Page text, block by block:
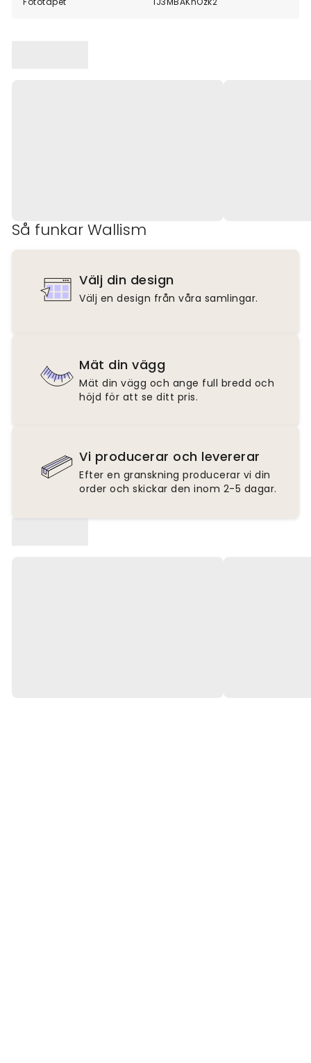
Så funkar Wallism
Välj din design
Välj en design från våra samlingar.
Mät din vägg
Mät din vägg och ange full bredd och
höjd för att se ditt pris.
Vi producerar och levererar
Efter en granskning producerar vi din
order och skickar den inom 2-5 dagar.